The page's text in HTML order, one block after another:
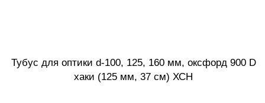
Тубус для оптики d-100, 125, 160 мм, оксфорд 900 D
хаки (125 мм, 37 см) ХСН